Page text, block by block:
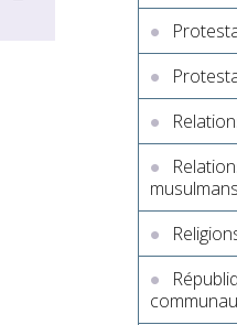
musulmans